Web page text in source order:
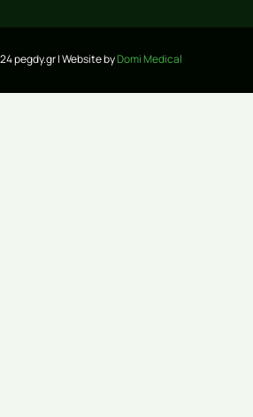
pegdy.gr | Website byDomi Medical